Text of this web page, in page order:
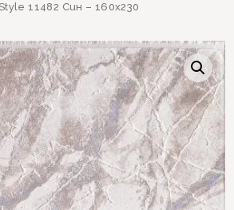
11482 Син – 160х230